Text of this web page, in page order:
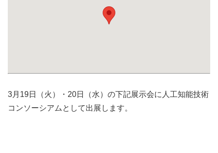
3月19日（火）・20日（水）の下記展示会に人工知能技術
コンソーシアムとして出展します。